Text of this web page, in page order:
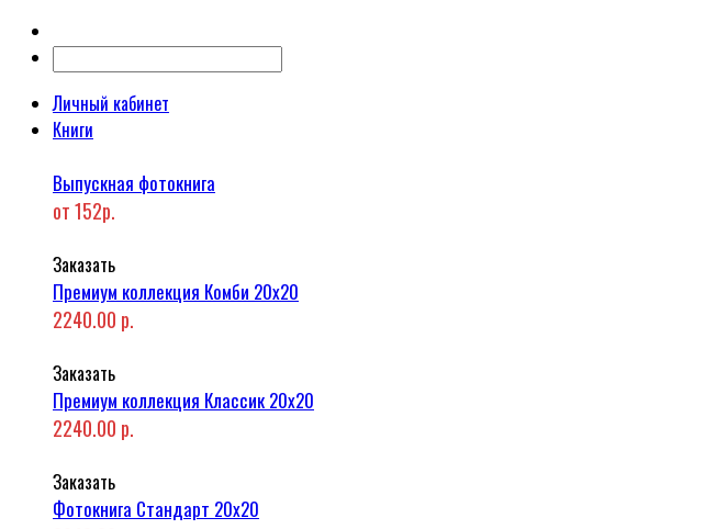
Личный кабинет
Книги
Выпускная фотокнига
от 152р.
Заказать
Премиум коллекция Комби 20x20
2240.00 р.
Заказать
Премиум коллекция Классик 20x20
2240.00 р.
Заказать
Фотокнига Стандарт 20x20